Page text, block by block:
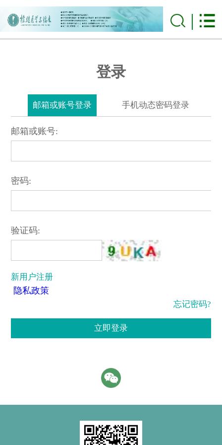
登录
邮箱或账号登录 手机动态密码登录
邮箱或账号:
密码:
验证码:
新用户注册
隐私政策
忘记密码?
立即登录